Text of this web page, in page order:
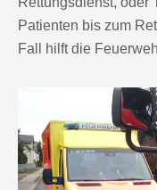
Patienten bis zum
Fall hilft die